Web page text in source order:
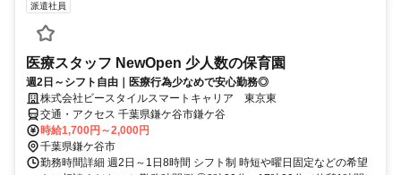
派遣社員
医療スタッフ NewOpen 少人数の保育園
週2日～シフト自由｜医療行為少なめで安心勤務◎
株式会社ビースタイルスマートキャリア 東京東
交通・アクセス 千葉県鎌ケ谷市鎌ケ谷
時給1,700円～2,000円
千葉県鎌ケ谷市
勤務時間詳細 週2日～1日8時間 シフト制 時短や曜日固定などの希望